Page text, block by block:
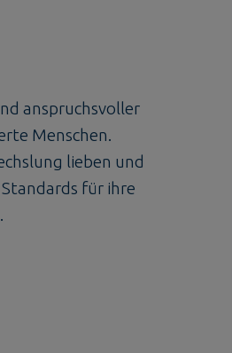
anspruchsvoller
Menschen.
lieben und
für ihre